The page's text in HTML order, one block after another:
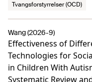
Tvangsforstyrrelser (OCD)
Effectiveness of
Technologies for
in Children With
Systematic Review
Wang (2026-9)